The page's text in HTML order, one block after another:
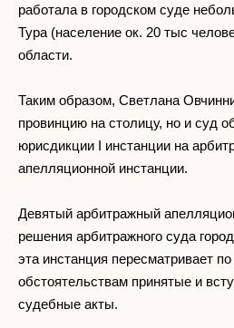
работала в городском суде
Тура (население ок. 20 тыс
области.
Таким образом, Светлана
провинцию на столицу, но и суд
юрисдикции I инстанции на
апелляционной инстанции.
Девятый арбитражный
решения арбитражного суда
эта инстанция пересматривает
обстоятельствам принятые и
судебные акты.